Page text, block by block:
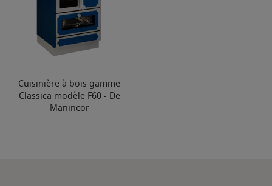
Cuisinière à bois gamme
Classica modèle F60 - De
Manincor